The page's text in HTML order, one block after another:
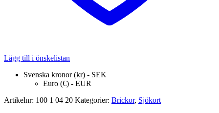
Lägg till i önskelistan
Svenska kronor (kr) - SEK
Euro (€) - EUR
Artikelnr: 100 1 04 20 Kategorier: Brickor, Sjökort